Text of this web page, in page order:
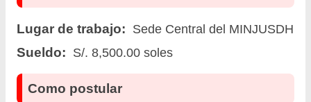
Lugar de trabajo: Sede Central del MINJUSDH
Sueldo: S/. 8,500.00 soles
Como postular